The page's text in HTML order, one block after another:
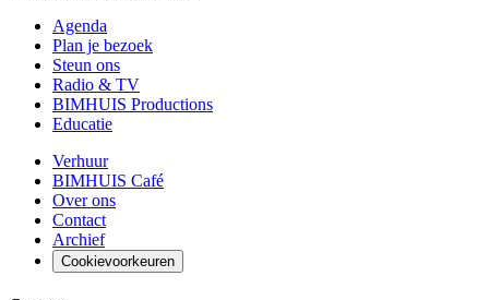
Agenda
Plan je bezoek
Steun ons
Radio & TV
BIMHUIS Productions
Educatie
Verhuur
BIMHUIS Café
Over ons
Contact
Archief
Cookievoorkeuren